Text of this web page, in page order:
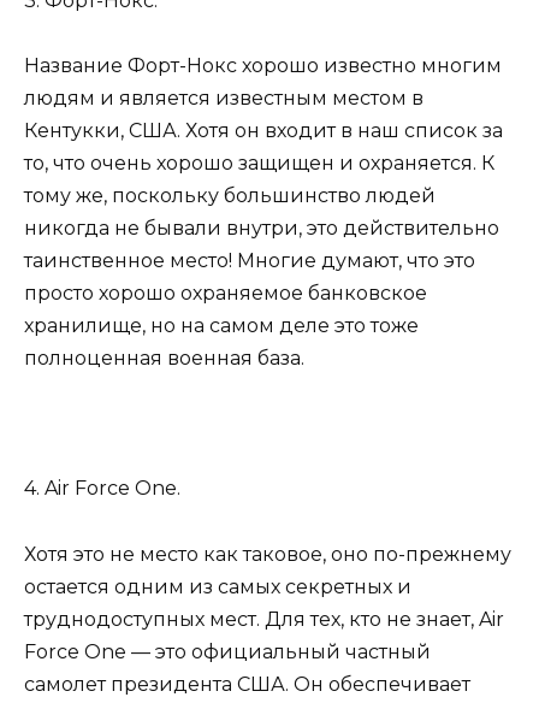
Название Форт-Нокс хорошо известно многим
людям и является известным местом в
Кентукки, США. Хотя он входит в наш список за
то, что очень хорошо защищен и охраняется. К
тому же, поскольку большинство людей
никогда не бывали внутри, это действительно
таинственное место! Многие думают, что это
просто хорошо охраняемое банковское
хранилище, но на самом деле это тоже
полноценная военная база.
4. Air Force One.
Хотя это не место как таковое, оно по-прежнему
остается одним из самых секретных и
труднодоступных мест. Для тех, кто не знает, Air
Force One — это официальный частный
самолет президента США. Он обеспечивает